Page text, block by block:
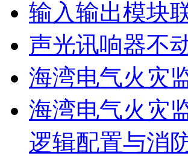
输入输出模块
声光讯响器不
海湾电气火灾
海湾电气火灾
逻辑配置与消